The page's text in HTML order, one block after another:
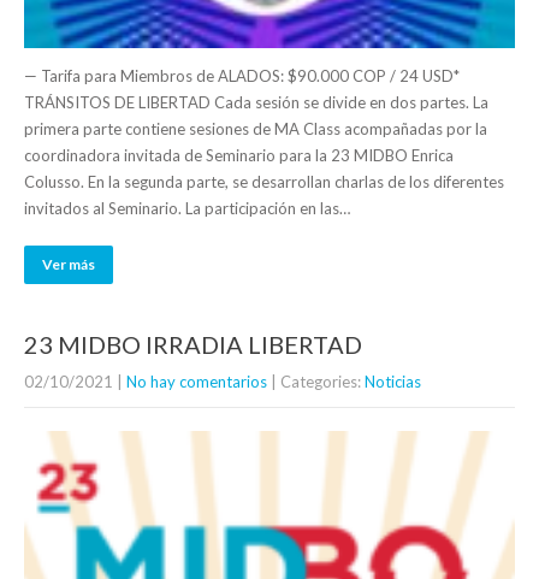
— Tarifa para Miembros de ALADOS: $90.000 COP / 24 USD*
TRÁNSITOS DE LIBERTAD Cada sesión se divide en dos partes. La
primera parte contiene sesiones de MA Class acompañadas por la
coordinadora invitada de Seminario para la 23 MIDBO Enrica
Colusso. En la segunda parte, se desarrollan charlas de los diferentes
invitados al Seminario. La participación en las…
Ver más
23 MIDBO IRRADIA LIBERTAD
02/10/2021 | No hay comentarios | Categories:Noticias